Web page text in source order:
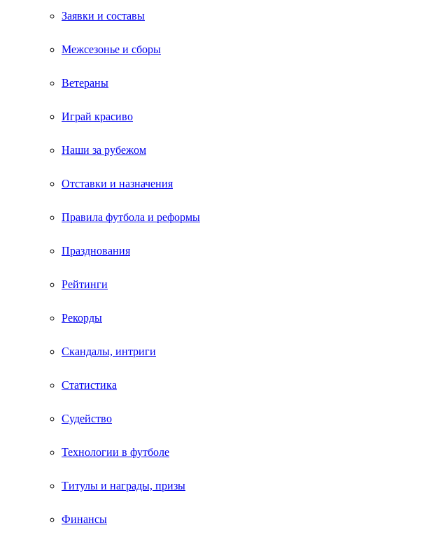
Заявки и составы
Межсезонье и сборы
Ветераны
Играй красиво
Наши за рубежом
Отставки и назначения
Правила футбола и реформы
Празднования
Рейтинги
Рекорды
Скандалы, интриги
Статистика
Судейство
Технологии в футболе
Титулы и награды, призы
Финансы